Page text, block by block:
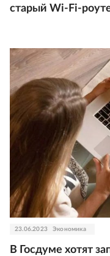
старый Wi-Fi-
23.06.2023 Экономика
В Госдуме хотят